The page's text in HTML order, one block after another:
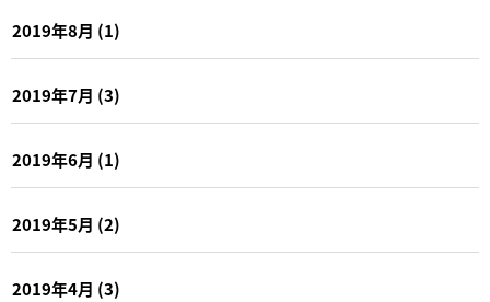
2019年8月 (1)
2019年7月 (3)
2019年6月 (1)
2019年5月 (2)
2019年4月 (3)